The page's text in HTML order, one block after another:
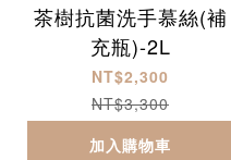
茶樹抗菌洗手慕絲(補
充瓶)-2L
NT$2,300
NT$3,300
加入購物車